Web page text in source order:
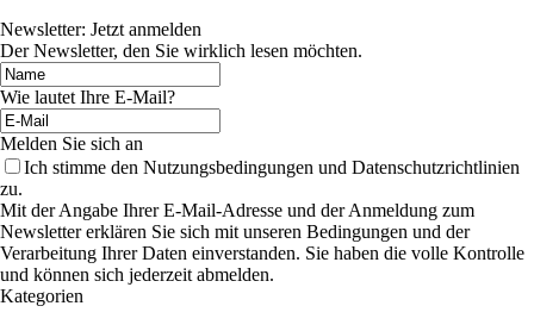
Newsletter: Jetzt anmelden
Der Newsletter, den Sie wirklich lesen möchten.
Wie lautet Ihre E-Mail?
Melden Sie sich an
Ich stimme den Nutzungsbedingungen und Datenschutzrichtlinien
zu.
Mit der Angabe Ihrer E-Mail-Adresse und der Anmeldung zum
Newsletter erklären Sie sich mit unseren Bedingungen und der
Verarbeitung Ihrer Daten einverstanden. Sie haben die volle Kontrolle
und können sich jederzeit abmelden.
Kategorien